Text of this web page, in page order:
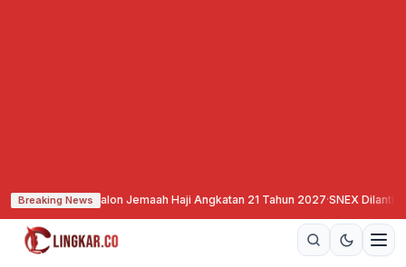
Breaking News
Calon Jemaah Haji Angkatan 21 Tahun 2027·SNEX Dilantik, Siap All